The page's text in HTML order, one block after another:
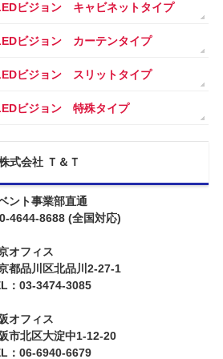
ビジョン キャビネットタイプ
ビジョン カーテンタイプ
ビジョン スリットタイプ
ビジョン 特殊タイプ
式会社 Ｔ＆Ｔ
ント事業部直通
4644-8688 (全国対応)
オフィス
都品川区北品川2-27-1
：03-3474-3085
オフィス
市北区大淀中1-12-20
：06-6940-6679